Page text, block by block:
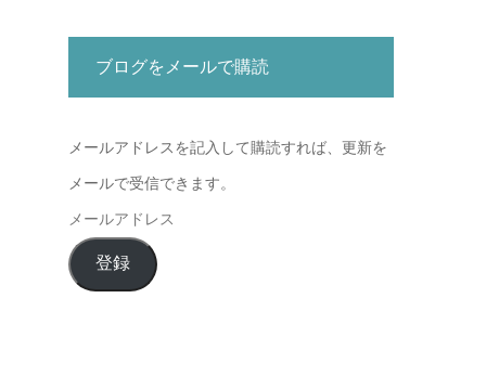
ブログをメールで購読
メールアドレスを記入して購読すれば、更新を
メールで受信できます。
メ
ー
ル
登録